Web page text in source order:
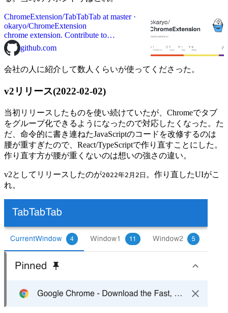
ChromeExtension/TabTabTab at master ·
okaryo/ChromeExtension
chrome extension. Contribute to
okaryo/ChromeExtension development by
creating an account on GitHub.
github.com
会社の人に紹介して数人くらいが使ってくださった。
v2リリース(2022-02-02)
当初リリースしたものを使い続けていたが、Chromeでタブ
をグループ化できるようになったので対応したくなった。た
だ、命令的に書き連ねたJavaScriptのコードを改修するのは
腰が重すぎたので、React/TypeScriptで作り直すことにした。
作り直す方が腰が重くないのは想いの強さの違い。
v2としてリリースしたのが2022年2月2日 。作り直したUIがこ
れ。